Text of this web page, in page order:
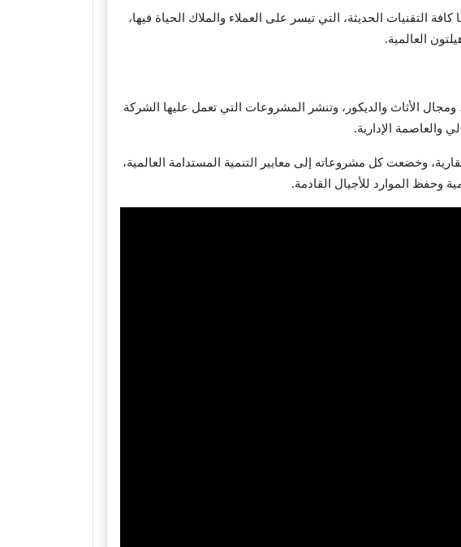
الخدمات، وتتوفر بها كافة التقنيات الحديثة، التي تيسر على العملاء والملاك الحياة فيها،
ومجال الأثاث والديكور، وتنشر المشروعات التي تعمل عليها الشركة
والعاصمة الإدارية.
وخضعت كل مشروعاته إلى معايير التنمية المستدامة العالمية،